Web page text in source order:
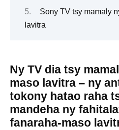
Sony TV tsy mamaly
lavitra
Ny TV dia tsy
maso lavitra – ny
tokony hatao raha
mandeha ny
fanaraha-maso